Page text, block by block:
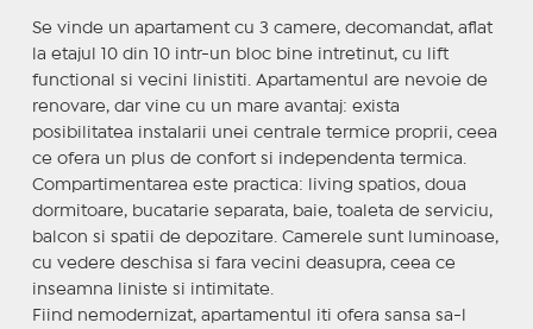
Se vinde un apartament cu 3 camere, decomandat, aflat
la etajul 10 din 10 intr-un bloc bine intretinut, cu lift
functional si vecini linistiti. Apartamentul are nevoie de
renovare, dar vine cu un mare avantaj: exista
posibilitatea instalarii unei centrale termice proprii, ceea
ce ofera un plus de confort si independenta termica.
Compartimentarea este practica: living spatios, doua
dormitoare, bucatarie separata, baie, toaleta de serviciu,
balcon si spatii de depozitare. Camerele sunt luminoase,
cu vedere deschisa si fara vecini deasupra, ceea ce
inseamna liniste si intimitate.
Fiind nemodernizat, apartamentul iti ofera sansa sa-l